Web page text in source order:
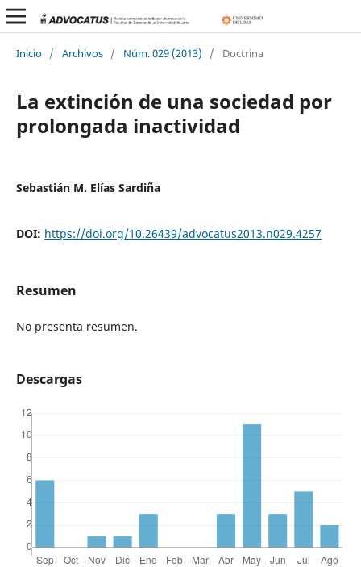
Inicio / Archivos / Núm. 029 (2013) / Doctrina
La extinción de una sociedad por
prolongada inactividad
Sebastián M. Elías Sardiña
DOI: https://doi.org/10.26439/advocatus2013.n029.4257
Resumen
No presenta resumen.
Descargas